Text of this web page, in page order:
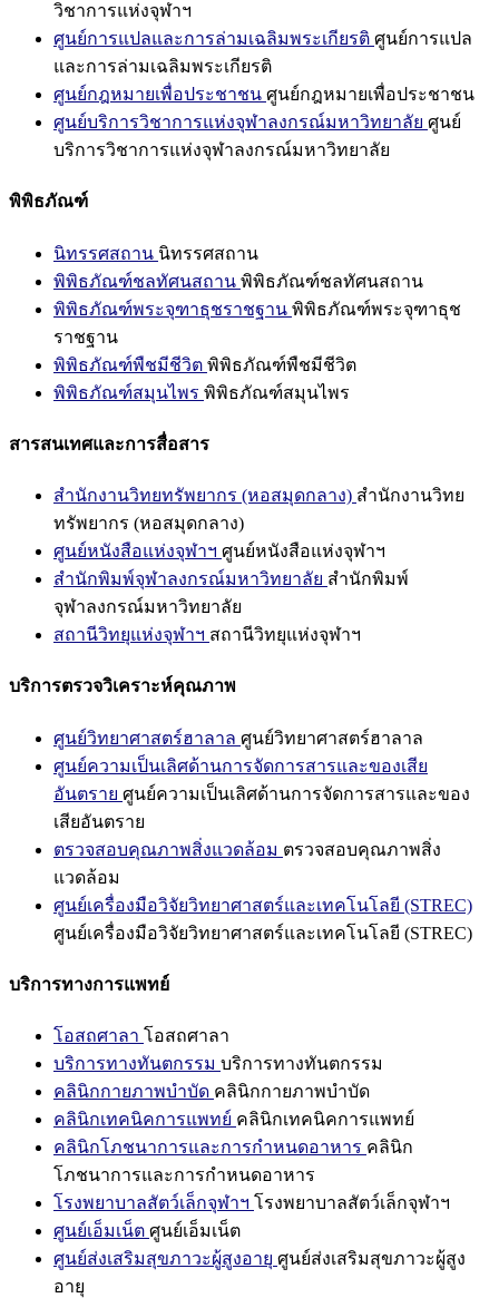
วิชาการแห่งจุฬาฯ
ศูนย์การแปลและการล่ามเฉลิมพระเกียรติ ศูนย์การแปล
และการล่ามเฉลิมพระเกียรติ
ศูนย์กฎหมายเพื่อประชาชน ศูนย์กฎหมายเพื่อประชาชน
ศูนย์บริการวิชาการแห่งจุฬาลงกรณ์มหาวิทยาลัย ศูนย์
บริการวิชาการแห่งจุฬาลงกรณ์มหาวิทยาลัย
พิพิธภัณฑ์
นิทรรศสถาน นิทรรศสถาน
พิพิธภัณฑ์ชลทัศนสถาน พิพิธภัณฑ์ชลทัศนสถาน
พิพิธภัณฑ์พระจุฑาธุชราชฐาน พิพิธภัณฑ์พระจุฑาธุช
ราชฐาน
พิพิธภัณฑ์พืชมีชีวิต พิพิธภัณฑ์พืชมีชีวิต
พิพิธภัณฑ์สมุนไพร พิพิธภัณฑ์สมุนไพร
สารสนเทศและการสื่อสาร
สำนักงานวิทยทรัพยากร (หอสมุดกลาง) สำนักงานวิทย
ทรัพยากร (หอสมุดกลาง)
ศูนย์หนังสือแห่งจุฬาฯ ศูนย์หนังสือแห่งจุฬาฯ
สำนักพิมพ์จุฬาลงกรณ์มหาวิทยาลัย สำนักพิมพ์
จุฬาลงกรณ์มหาวิทยาลัย
สถานีวิทยุแห่งจุฬาฯ สถานีวิทยุแห่งจุฬาฯ
บริการตรวจวิเคราะห์คุณภาพ
ศูนย์วิทยาศาสตร์ฮาลาล ศูนย์วิทยาศาสตร์ฮาลาล
ศูนย์ความเป็นเลิศด้านการจัดการสารและของเสีย
อันตราย ศูนย์ความเป็นเลิศด้านการจัดการสารและของ
เสียอันตราย
ตรวจสอบคุณภาพสิ่งแวดล้อม ตรวจสอบคุณภาพสิ่ง
แวดล้อม
ศูนย์เครื่องมือวิจัยวิทยาศาสตร์และเทคโนโลยี (STREC)
ศูนย์เครื่องมือวิจัยวิทยาศาสตร์และเทคโนโลยี (STREC)
บริการทางการแพทย์
โอสถศาลา โอสถศาลา
บริการทางทันตกรรม บริการทางทันตกรรม
คลินิกกายภาพบำบัด คลินิกกายภาพบำบัด
คลินิกเทคนิคการแพทย์ คลินิกเทคนิคการแพทย์
คลินิกโภชนาการและการกำหนดอาหาร คลินิก
โภชนาการและการกำหนดอาหาร
โรงพยาบาลสัตว์เล็กจุฬาฯ โรงพยาบาลสัตว์เล็กจุฬาฯ
ศูนย์เอ็มเน็ต ศูนย์เอ็มเน็ต
ศูนย์ส่งเสริมสุขภาวะผู้สูงอายุ ศูนย์ส่งเสริมสุขภาวะผู้สูง
อายุ